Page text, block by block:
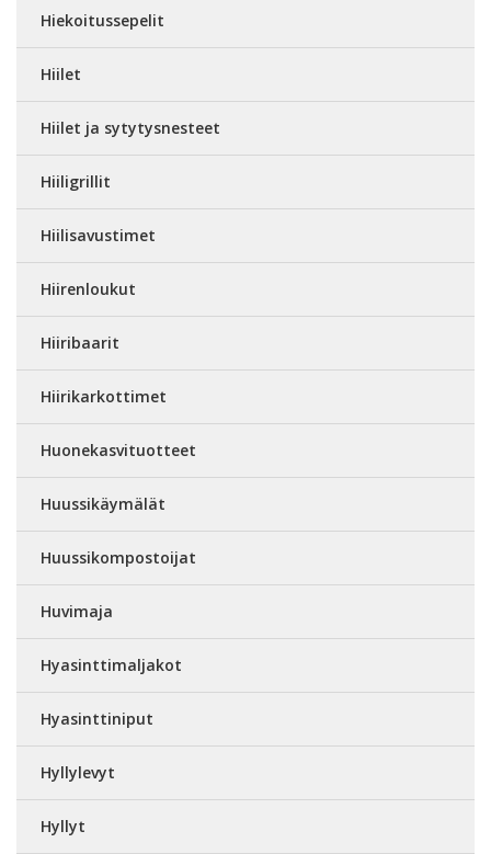
Hiekoitussepelit
Hiilet
Hiilet ja sytytysnesteet
Hiiligrillit
Hiilisavustimet
Hiirenloukut
Hiiribaarit
Hiirikarkottimet
Huonekasvituotteet
Huussikäymälät
Huussikompostoijat
Huvimaja
Hyasinttimaljakot
Hyasinttiniput
Hyllylevyt
Hyllyt